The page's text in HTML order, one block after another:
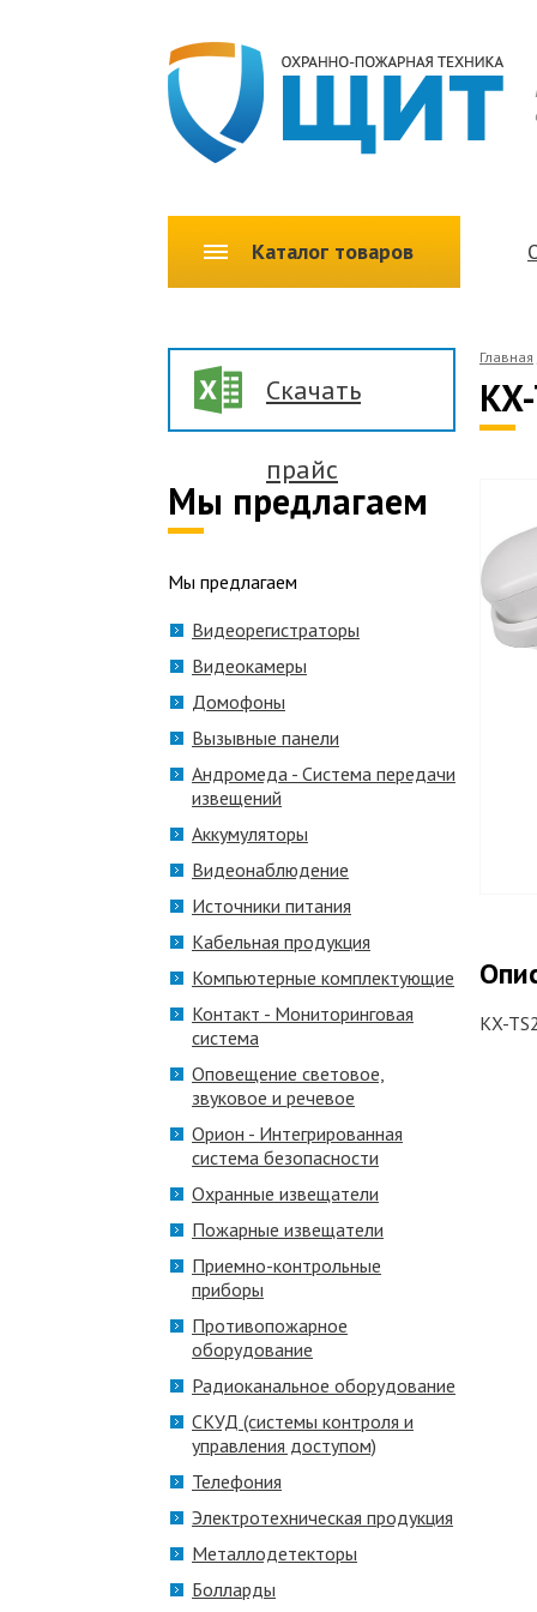
Каталог товаров
Главная
KX-
Скачать
прайс
Мы предлагаем
Мы предлагаем
Видеорегистраторы
Видеокамеры
Домофоны
Вызывные панели
Андромеда - Система передачи
извещений
Аккумуляторы
Видеонаблюдение
Источники питания
Кабельная продукция
Компьютерные комплектующие
Контакт - Мониторинговая
система
Оповещение световое,
звуковое и речевое
Орион - Интегрированная
система безопасности
Охранные извещатели
Пожарные извещатели
Приемно-контрольные
приборы
Противопожарное
оборудование
Радиоканальное оборудование
СКУД (системы контроля и
управления доступом)
Телефония
Электротехническая продукция
Металлодетекторы
Болларды